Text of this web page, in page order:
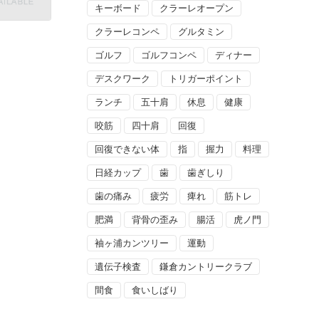
キーボード クラーレオープン
クラーレコンペ グルタミン
ゴルフ ゴルフコンペ ディナー
デスクワーク トリガーポイント
ランチ 五十肩 休息 健康
咬筋 四十肩 回復
回復できない体 指 握力 料理
日経カップ 歯 歯ぎしり
歯の痛み 疲労 痺れ 筋トレ
肥満 背骨の歪み 腸活 虎ノ門
袖ヶ浦カンツリー 運動
遺伝子検査 鎌倉カントリークラブ
間食 食いしばり